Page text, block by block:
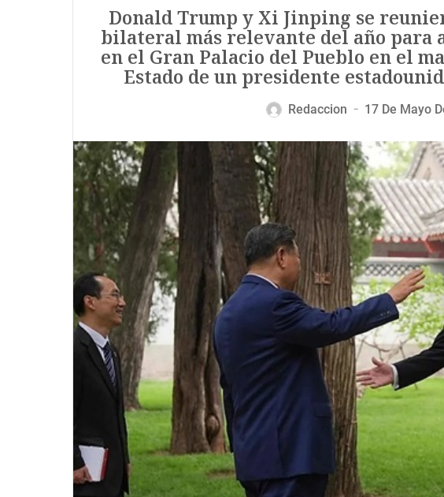
Donald Trump y Xi Jinping se
bilateral más relevante del año para
en el Gran Palacio del Pueblo en el
Estado de un presidente
Redaccion — 17 De Mayo